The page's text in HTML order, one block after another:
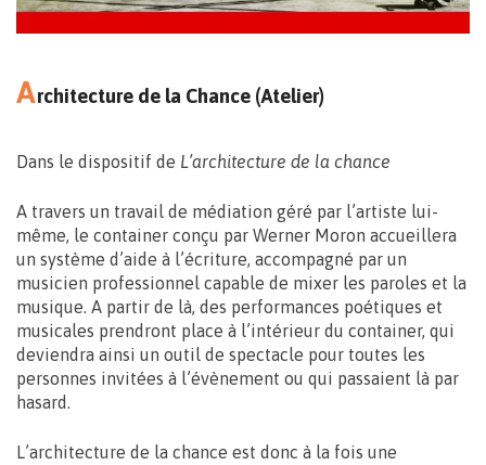
Rue des Sœurs Noires, 4 – Mons
Gratuit – (Limité à 25 personnes)
Réservations: deo@smartbe.be
065/32.48.51
Architecture de la Chance (Atelier)
Dans le dispositif de L’architecture de la chance
A travers un travail de médiation géré par l’artiste lui-
même, le container conçu par Werner Moron accueillera
un système d’aide à l’écriture, accompagné par un
musicien professionnel capable de mixer les paroles et la
musique. A partir de là, des performances poétiques et
musicales prendront place à l’intérieur du container, qui
deviendra ainsi un outil de spectacle pour toutes les
personnes invitées à l’évènement ou qui passaient là par
hasard.
L’architecture de la chance est donc à la fois une